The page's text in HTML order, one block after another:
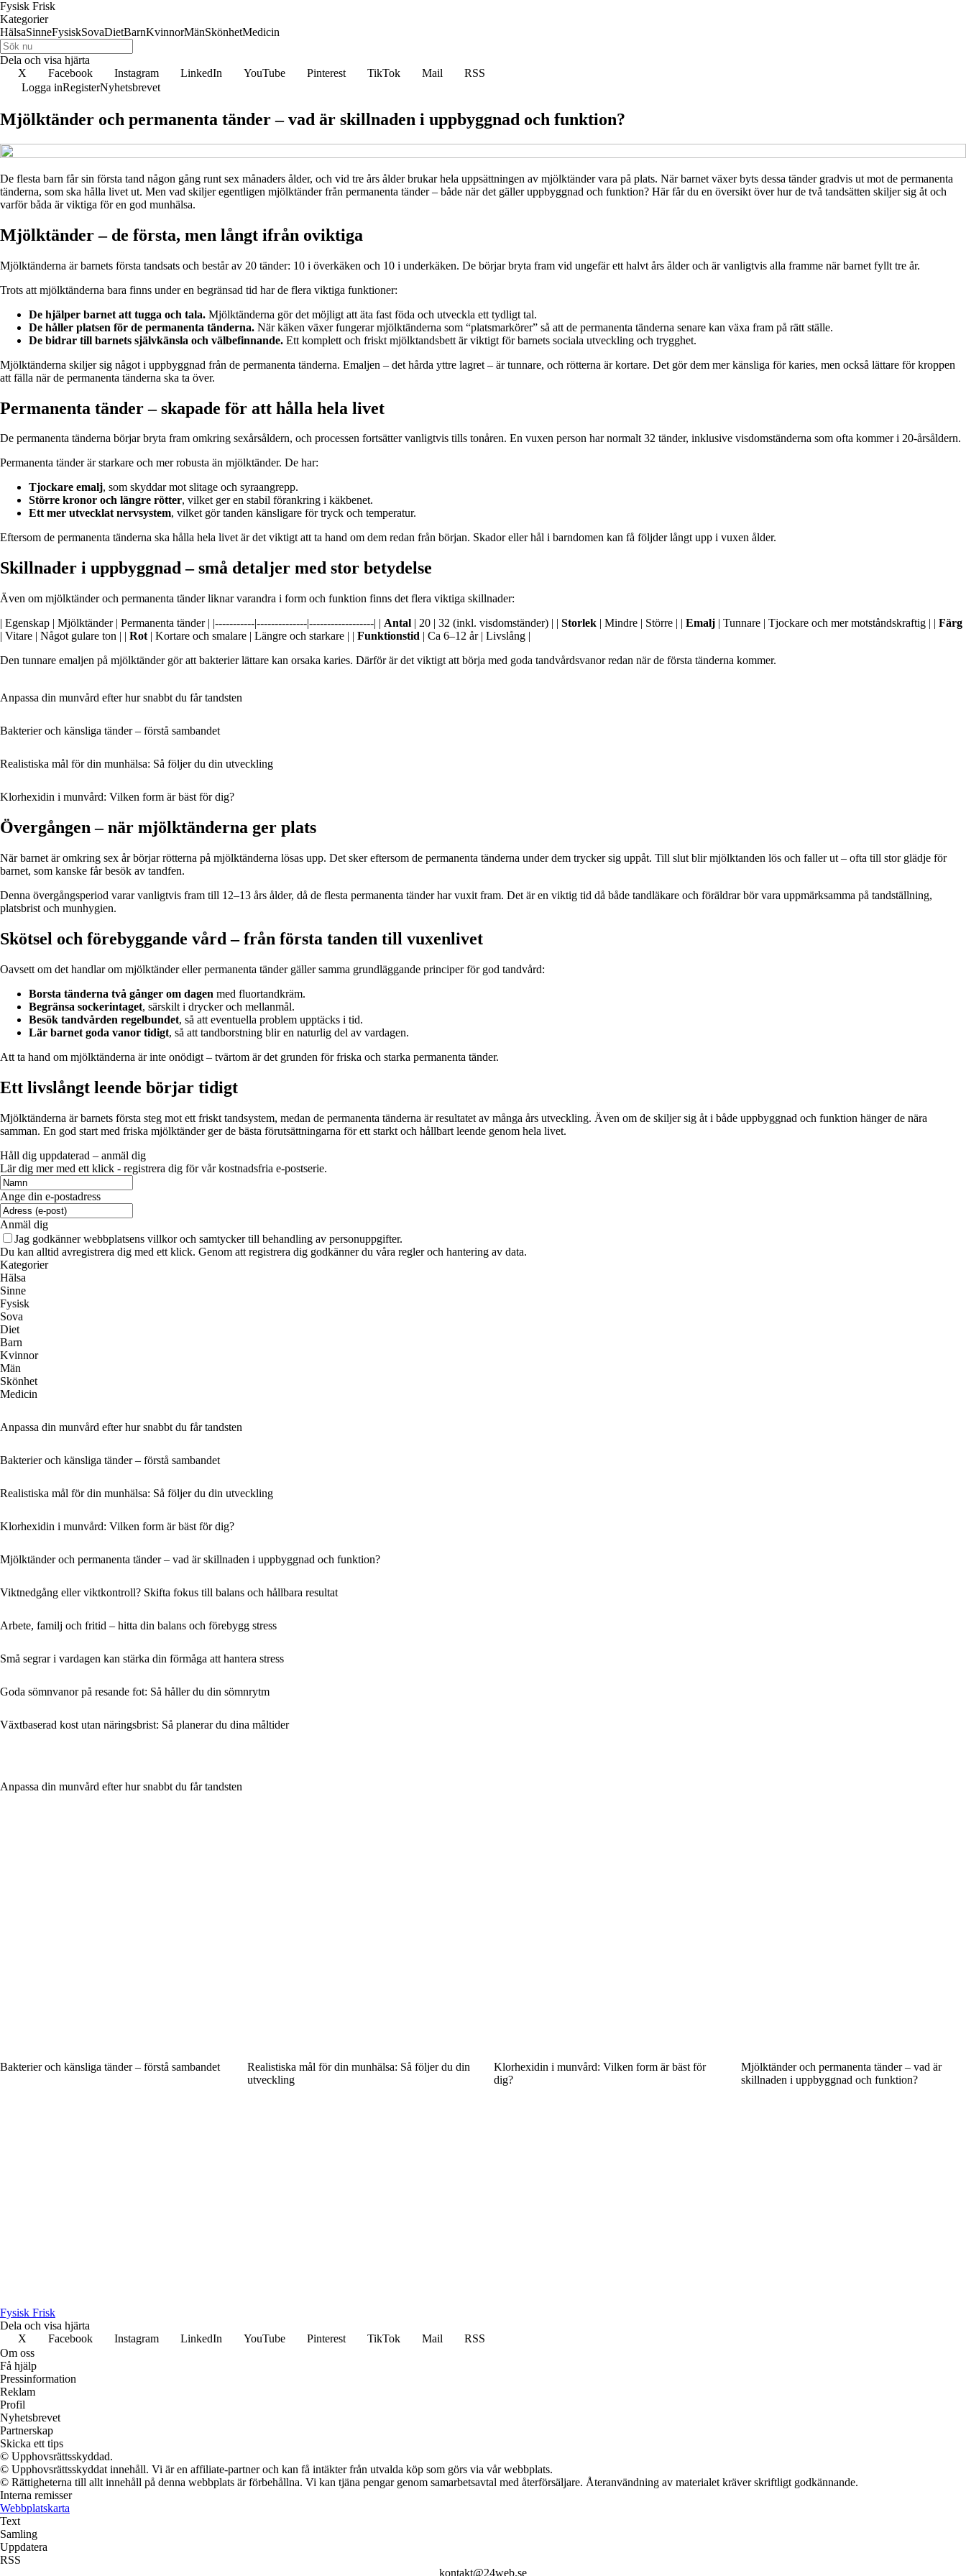
Fysisk Frisk
Kategorier
HälsaSinneFysiskSovaDietBarnKvinnorMänSkönhetMedicin
Dela och visa hjärta
X
Facebook Instagram LinkedIn YouTube Pinterest TikTok Mail
RSS
Logga inRegisterNyhetsbrevet
Mjölktänder och permanenta tänder – vad är skillnaden i uppbyggnad och funktion?
De flesta barn får sin första tand någon gång runt sex månaders ålder, och vid tre års ålder brukar hela uppsättningen av mjölktänder vara på plats. När barnet växer byts dessa tänder gradvis ut mot de permanenta
tänderna, som ska hålla livet ut. Men vad skiljer egentligen mjölktänder från permanenta tänder – både när det gäller uppbyggnad och funktion? Här får du en översikt över hur de två tandsätten skiljer sig åt och
varför båda är viktiga för en god munhälsa.
Mjölktänder – de första, men långt ifrån oviktiga
Mjölktänderna är barnets första tandsats och består av 20 tänder: 10 i överkäken och 10 i underkäken. De börjar bryta fram vid ungefär ett halvt års ålder och är vanligtvis alla framme när barnet fyllt tre år.
Trots att mjölktänderna bara finns under en begränsad tid har de flera viktiga funktioner:
De hjälper barnet att tugga och tala. Mjölktänderna gör det möjligt att äta fast föda och utveckla ett tydligt tal.
De håller platsen för de permanenta tänderna. När käken växer fungerar mjölktänderna som “platsmarkörer” så att de permanenta tänderna senare kan växa fram på rätt ställe.
De bidrar till barnets självkänsla och välbefinnande. Ett komplett och friskt mjölktandsbett är viktigt för barnets sociala utveckling och trygghet.
Mjölktänderna skiljer sig något i uppbyggnad från de permanenta tänderna. Emaljen – det hårda yttre lagret – är tunnare, och rötterna är kortare. Det gör dem mer känsliga för karies, men också lättare för kroppen
att fälla när de permanenta tänderna ska ta över.
Permanenta tänder – skapade för att hålla hela livet
De permanenta tänderna börjar bryta fram omkring sexårsåldern, och processen fortsätter vanligtvis tills tonåren. En vuxen person har normalt 32 tänder, inklusive visdomständerna som ofta kommer i 20-årsåldern.
Permanenta tänder är starkare och mer robusta än mjölktänder. De har:
Tjockare emalj, som skyddar mot slitage och syraangrepp.
Större kronor och längre rötter, vilket ger en stabil förankring i käkbenet.
Ett mer utvecklat nervsystem, vilket gör tanden känsligare för tryck och temperatur.
Eftersom de permanenta tänderna ska hålla hela livet är det viktigt att ta hand om dem redan från början. Skador eller hål i barndomen kan få följder långt upp i vuxen ålder.
Skillnader i uppbyggnad – små detaljer med stor betydelse
Även om mjölktänder och permanenta tänder liknar varandra i form och funktion finns det flera viktiga skillnader:
| Egenskap | Mjölktänder | Permanenta tänder | |-----------|--------------|------------------| | Antal | 20 | 32 (inkl. visdomständer) | | Storlek | Mindre | Större | | Emalj | Tunnare | Tjockare och mer motståndskraftig | | Färg
| Vitare | Något gulare ton | | Rot | Kortare och smalare | Längre och starkare | | Funktionstid | Ca 6–12 år | Livslång |
Den tunnare emaljen på mjölktänder gör att bakterier lättare kan orsaka karies. Därför är det viktigt att börja med goda tandvårdsvanor redan när de första tänderna kommer.
Anpassa din munvård efter hur snabbt du får tandsten
Bakterier och känsliga tänder – förstå sambandet
Realistiska mål för din munhälsa: Så följer du din utveckling
Klorhexidin i munvård: Vilken form är bäst för dig?
Övergången – när mjölktänderna ger plats
När barnet är omkring sex år börjar rötterna på mjölktänderna lösas upp. Det sker eftersom de permanenta tänderna under dem trycker sig uppåt. Till slut blir mjölktanden lös och faller ut – ofta till stor glädje för
barnet, som kanske får besök av tandfen.
Denna övergångsperiod varar vanligtvis fram till 12–13 års ålder, då de flesta permanenta tänder har vuxit fram. Det är en viktig tid då både tandläkare och föräldrar bör vara uppmärksamma på tandställning,
platsbrist och munhygien.
Skötsel och förebyggande vård – från första tanden till vuxenlivet
Oavsett om det handlar om mjölktänder eller permanenta tänder gäller samma grundläggande principer för god tandvård:
Borsta tänderna två gånger om dagen med fluortandkräm.
Begränsa sockerintaget, särskilt i drycker och mellanmål.
Besök tandvården regelbundet, så att eventuella problem upptäcks i tid.
Lär barnet goda vanor tidigt, så att tandborstning blir en naturlig del av vardagen.
Att ta hand om mjölktänderna är inte onödigt – tvärtom är det grunden för friska och starka permanenta tänder.
Ett livslångt leende börjar tidigt
Mjölktänderna är barnets första steg mot ett friskt tandsystem, medan de permanenta tänderna är resultatet av många års utveckling. Även om de skiljer sig åt i både uppbyggnad och funktion hänger de nära
samman. En god start med friska mjölktänder ger de bästa förutsättningarna för ett starkt och hållbart leende genom hela livet.
Håll dig uppdaterad – anmäl dig
Lär dig mer med ett klick - registrera dig för vår kostnadsfria e-postserie.
Ange din e-postadress
Anmäl dig
Jag godkänner webbplatsens villkor och samtycker till behandling av personuppgifter.
Du kan alltid avregistrera dig med ett klick. Genom att registrera dig godkänner du våra regler och hantering av data.
Kategorier
Hälsa
Sinne
Fysisk
Sova
Diet
Barn
Kvinnor
Män
Skönhet
Medicin
Anpassa din munvård efter hur snabbt du får tandsten
Bakterier och känsliga tänder – förstå sambandet
Realistiska mål för din munhälsa: Så följer du din utveckling
Klorhexidin i munvård: Vilken form är bäst för dig?
Mjölktänder och permanenta tänder – vad är skillnaden i uppbyggnad och funktion?
Viktnedgång eller viktkontroll? Skifta fokus till balans och hållbara resultat
Arbete, familj och fritid – hitta din balans och förebygg stress
Små segrar i vardagen kan stärka din förmåga att hantera stress
Goda sömnvanor på resande fot: Så håller du din sömnrytm
Växtbaserad kost utan näringsbrist: Så planerar du dina måltider
Anpassa din munvård efter hur snabbt du får tandsten
Bakterier och känsliga tänder – förstå sambandet
Realistiska mål för din munhälsa: Så följer du din
utveckling
Klorhexidin i munvård: Vilken form är bäst för
dig?
Mjölktänder och permanenta tänder – vad är
skillnaden i uppbyggnad och funktion?
Fysisk Frisk
Dela och visa hjärta
X
Facebook Instagram LinkedIn YouTube Pinterest TikTok Mail
RSS
Om oss
Få hjälp
Pressinformation
Reklam
Profil
Nyhetsbrevet
Partnerskap
Skicka ett tips
© Upphovsrättsskyddad.
© Upphovsrättsskyddat innehåll. Vi är en affiliate-partner och kan få intäkter från utvalda köp som görs via vår webbplats.
© Rättigheterna till allt innehåll på denna webbplats är förbehållna. Vi kan tjäna pengar genom samarbetsavtal med återförsäljare. Återanvändning av materialet kräver skriftligt godkännande.
Interna remisser
Webbplatskarta
Text
Samling
Uppdatera
RSS
kontakt@24web.se